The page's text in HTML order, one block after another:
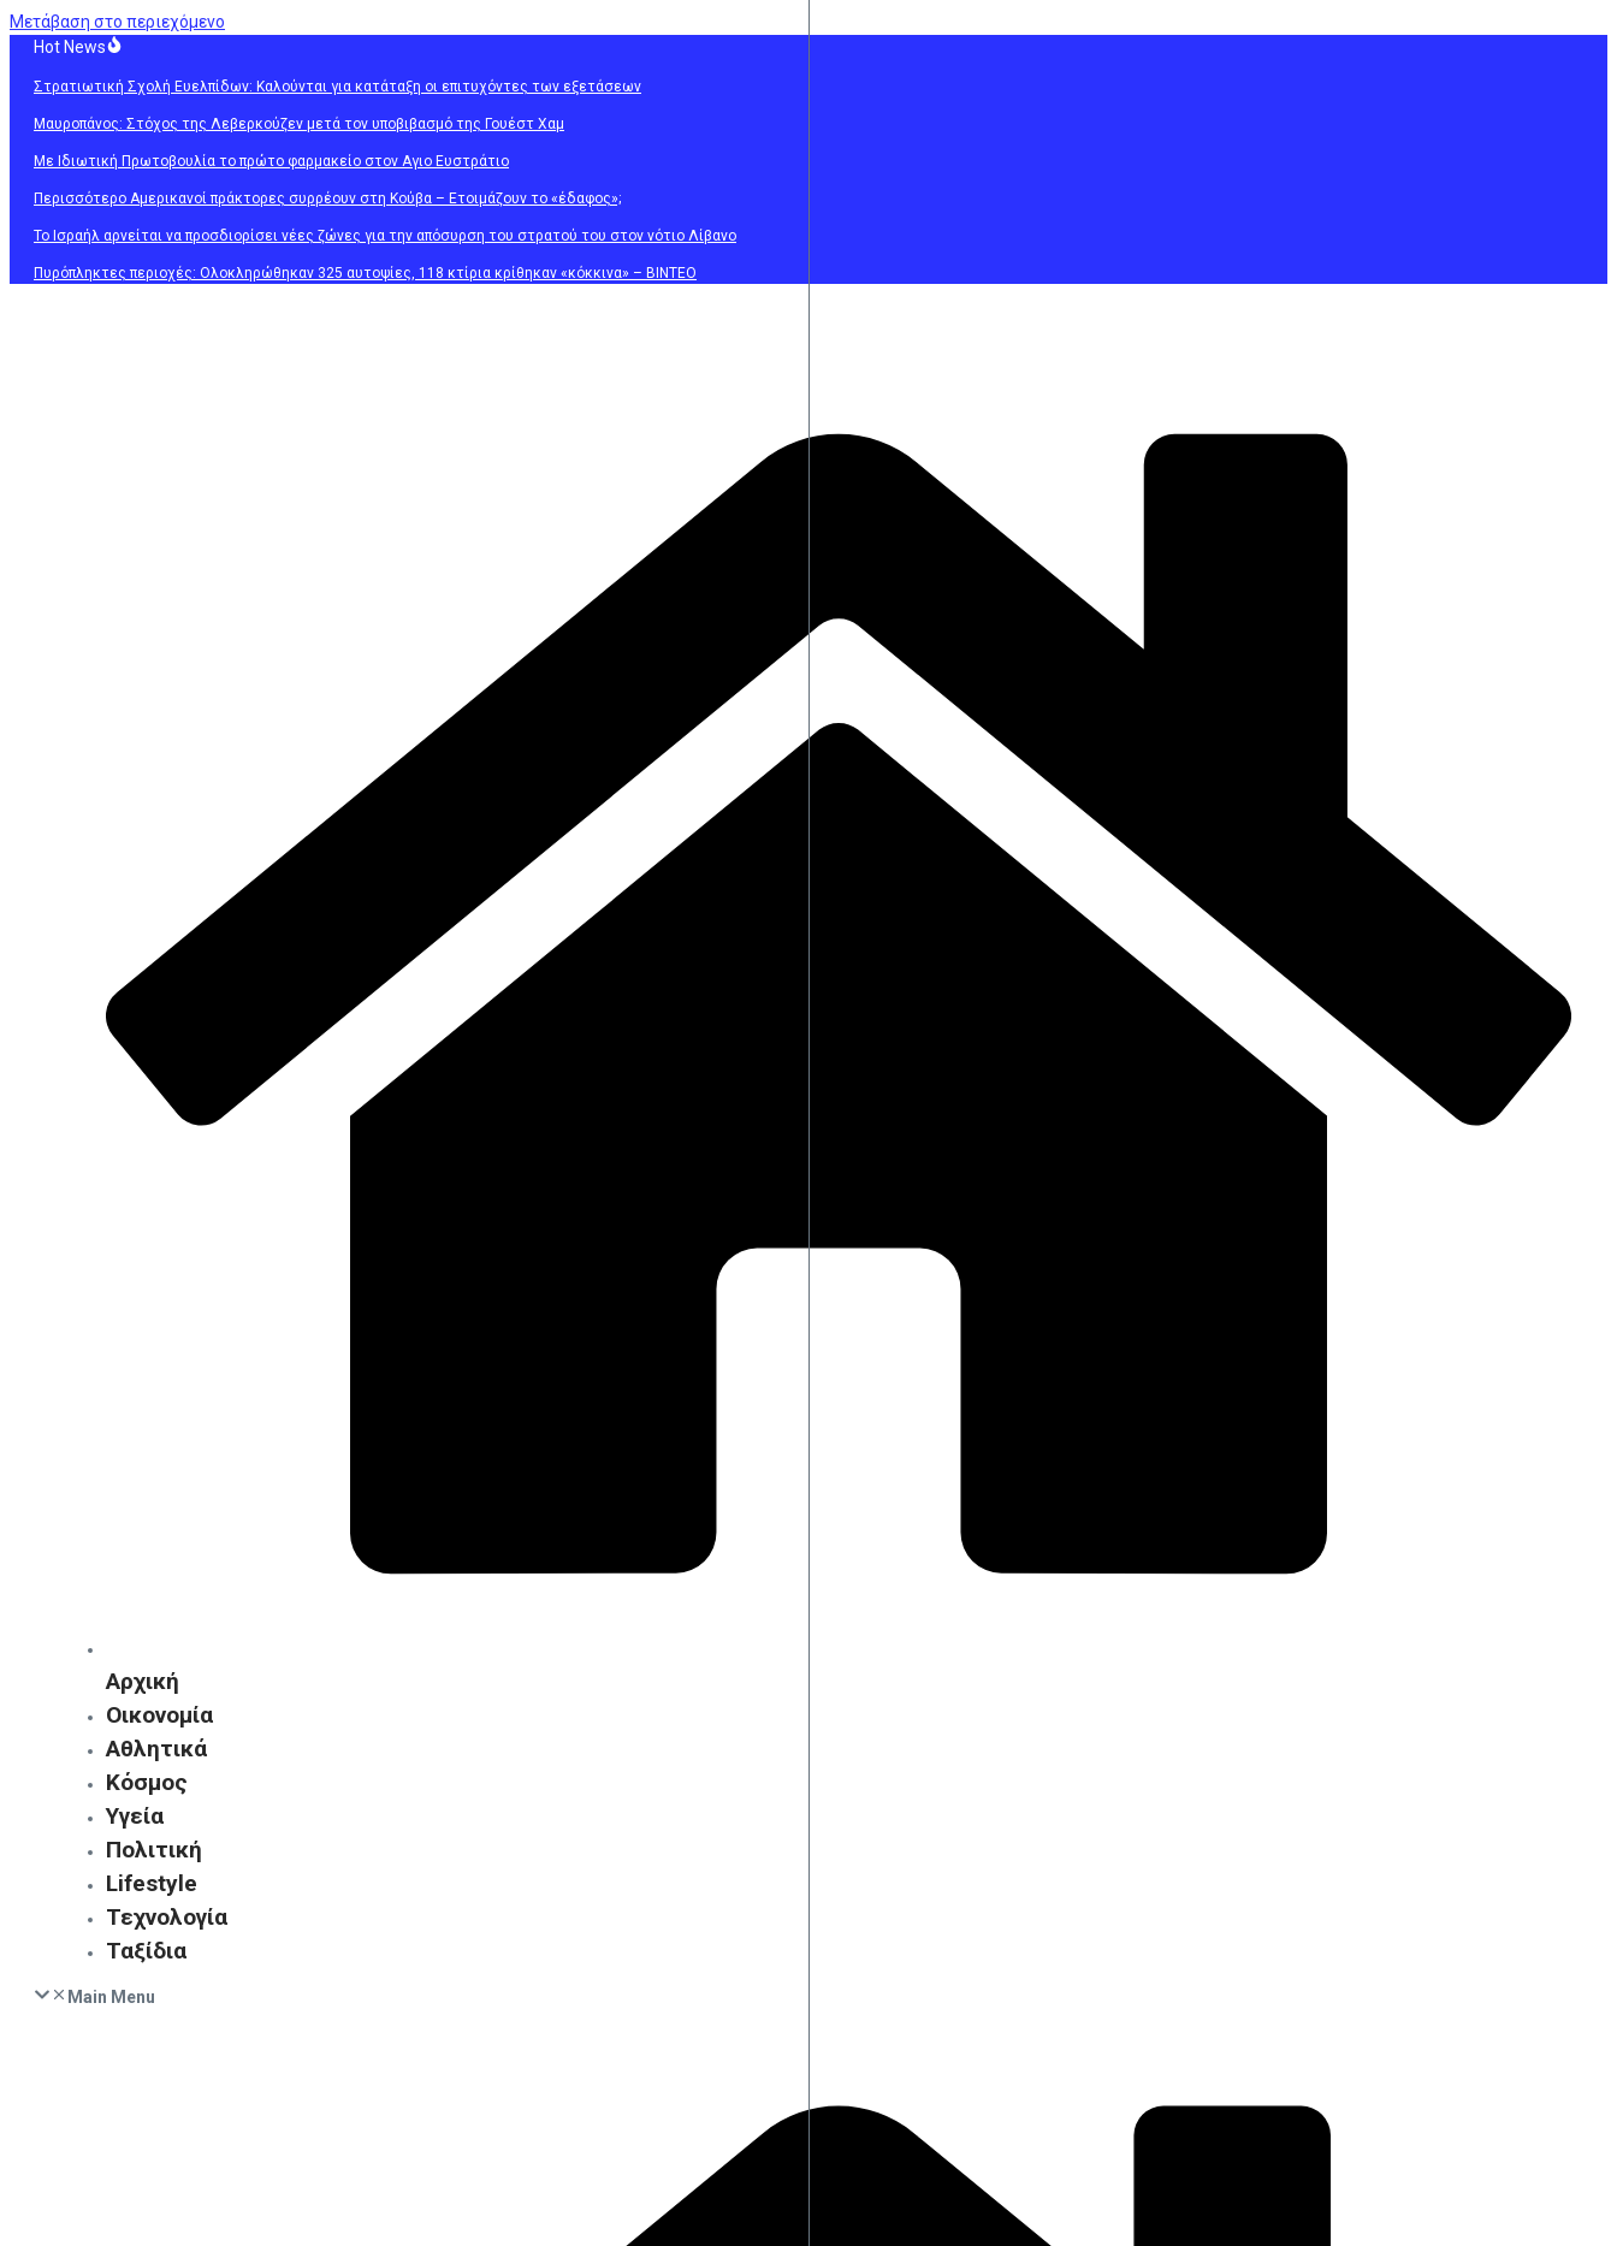
Μετάβαση στο περιεχόμενο
Hot News
Στρατιωτική Σχολή Ευελπίδων: Καλούνται για κατάταξη οι επιτυχόντες των εξετάσεων
Μαυροπάνος: Στόχος της Λεβερκούζεν μετά τον υποβιβασμό της Γουέστ Χαμ
Με Ιδιωτική Πρωτοβουλία το πρώτο φαρμακείο στον Αγιο Ευστράτιο
Περισσότερο Αμερικανοί πράκτορες συρρέουν στη Κούβα – Ετοιμάζουν το «έδαφος»;
Το Ισραήλ αρνείται να προσδιορίσει νέες ζώνες για την απόσυρση του στρατού του στον νότιο Λίβανο
Πυρόπληκτες περιοχές: Ολοκληρώθηκαν 325 αυτοψίες, 118 κτίρια κρίθηκαν «κόκκινα» – ΒΙΝΤΕΟ
Αρχική
Οικονομία
Αθλητικά
Κόσμος
Υγεία
Πολιτική
Lifestyle
Τεχνολογία
Ταξίδια
Main Menu